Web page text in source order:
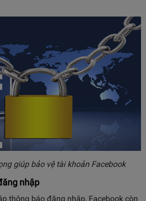
giúp bảo vệ tài khoản Facebook
nhập
thông báo đăng nhập, Facebook còn